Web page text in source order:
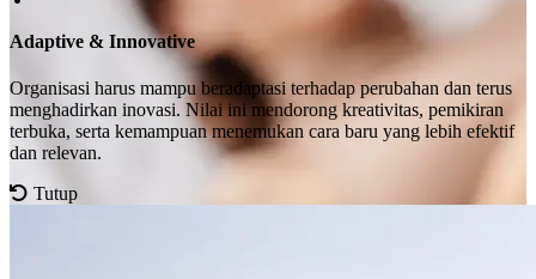
Adaptive & Innovative
Organisasi harus mampu beradaptasi terhadap perubahan dan terus
menghadirkan inovasi. Nilai ini mendorong kreativitas, pemikiran
terbuka, serta kemampuan menemukan cara baru yang lebih efektif
dan relevan.
Tutup